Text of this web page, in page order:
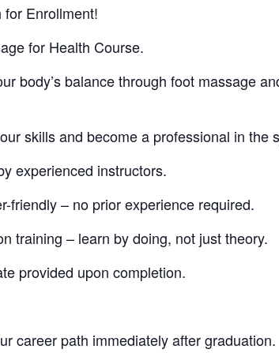
for Enrollment!
for Health Course.
body’s balance through foot massage
skills and become a professional in the
experienced instructors.
friendly – no prior experience required.
training – learn by doing, not just theory.
provided upon completion.
career path immediately after graduation.